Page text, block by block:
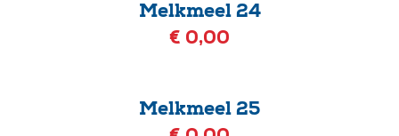
Melkmeel 24
€ 0,00
Melkmeel 25